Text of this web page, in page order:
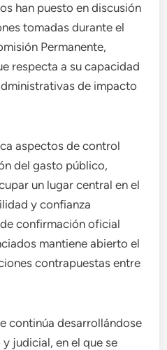
han puesto en discusión
tomadas durante el
Permanente,
respecta a su capacidad
de impacto
aspectos de control
del gasto público,
un lugar central en el
y confianza
confirmación oficial
mantiene abierto el
contrapuestas entre
continúa desarrollándose
judicial, en el que se